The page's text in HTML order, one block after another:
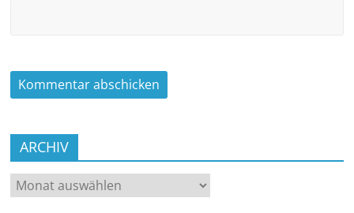
ARCHIV
ARCHIV